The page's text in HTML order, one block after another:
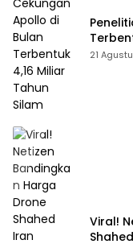
21
Viral!